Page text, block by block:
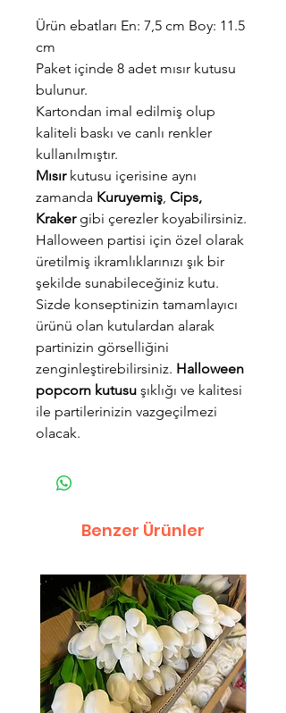
Ürün ebatları En: 7,5 cm Boy: 11.5
cm
Paket içinde 8 adet mısır kutusu
bulunur.
Kartondan imal edilmiş olup
kaliteli baskı ve canlı renkler
kullanılmıştır.
Mısır kutusu içerisine aynı
zamanda Kuruyemiş, Cips,
Kraker gibi çerezler koyabilirsiniz.
Halloween partisi için özel olarak
üretilmiş ikramlıklarınızı şık bir
şekilde sunabileceğiniz kutu.
Sizde konseptinizin tamamlayıcı
ürünü olan kutulardan alarak
partinizin görselliğini
zenginleştirebilirsiniz. Halloween
popcorn kutusu şıklığı ve kalitesi
ile partilerinizin vazgeçilmezi
olacak.
Benzer Ürünler